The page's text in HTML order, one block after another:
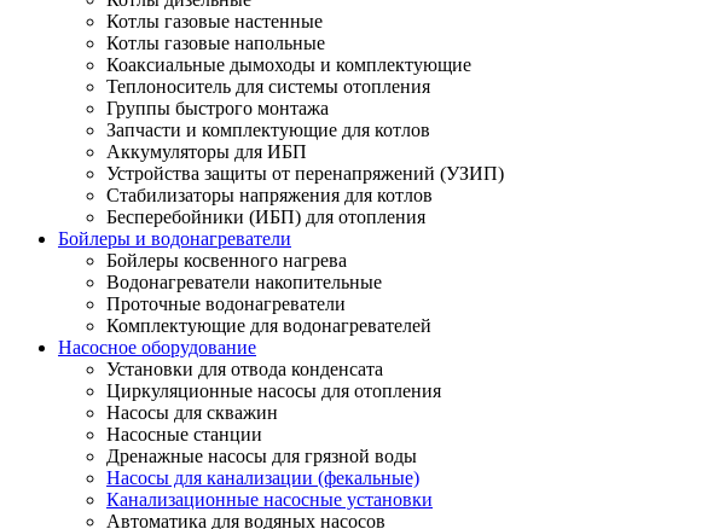
Котлы газовые настенные
Котлы газовые напольные
Коаксиальные дымоходы и комплектующие
Теплоноситель для системы отопления
Группы быстрого монтажа
Запчасти и комплектующие для котлов
Аккумуляторы для ИБП
Устройства защиты от перенапряжений (УЗИП)
Стабилизаторы напряжения для котлов
Бесперебойники (ИБП) для отопления
Бойлеры и водонагреватели
Бойлеры косвенного нагрева
Водонагреватели накопительные
Проточные водонагреватели
Комплектующие для водонагревателей
Насосное оборудование
Установки для отвода конденсата
Циркуляционные насосы для отопления
Насосы для скважин
Насосные станции
Дренажные насосы для грязной воды
Насосы для канализации (фекальные)
Канализационные насосные установки
Автоматика для водяных насосов